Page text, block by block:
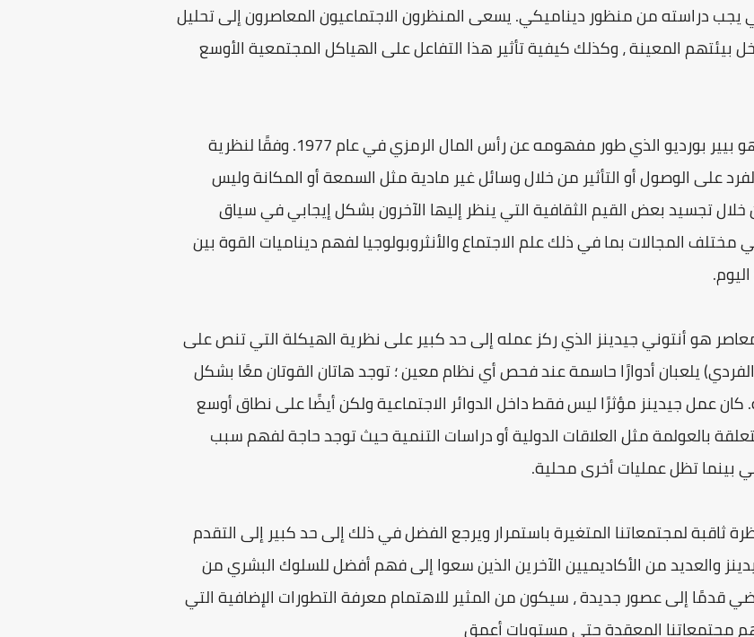
يجب دراسته من منظور ديناميكي. يسعى المنظرون الاجتماعيون المعاصرون إلى تحليل
المعينة ، وكذلك كيفية تأثير هذا التفاعل على الهياكل المجتمعية الأوسع
أحد أبرز المنظرين الاجتماعيين المعاصرين هو بيير بورديو الذي طور مفهومه عن رأس المال الرمزي في عام 1977. وفقًا لنظرية
على الوصول أو التأثير من خلال وسائل غير مادية مثل السمعة أو المكانة وليس
خلال تجسيد بعض القيم الثقافية التي ينظر إليها الآخرون بشكل إيجابي في سياق
المجالات بما في ذلك علم الاجتماع والأنثروبولوجيا لفهم ديناميات القوة بين
هو أنتوني جيدينز الذي ركز عمله إلى حد كبير على نظرية الهيكلة التي تنص على
يلعبان أدوارًا حاسمة عند فحص أي نظام معين ؛ توجد هاتان القوتان معًا بشكل
عمل جيدينز مؤثرًا ليس فقط داخل الدوائر الاجتماعية ولكن أيضًا على نطاق أوسع
بالعولمة مثل العلاقات الدولية أو دراسات التنمية حيث توجد حاجة لفهم سبب
بينما تظل عمليات أخرى محلية.
ثاقبة لمجتمعاتنا المتغيرة باستمرار ويرجع الفضل في ذلك إلى حد كبير إلى التقدم
والعديد من الأكاديميين الآخرين الذين سعوا إلى فهم أفضل للسلوك البشري من
قدمًا إلى عصور جديدة ، سيكون من المثير للاهتمام معرفة التطورات الإضافية التي
مجتمعاتنا المعقدة حتى مستويات أعمق